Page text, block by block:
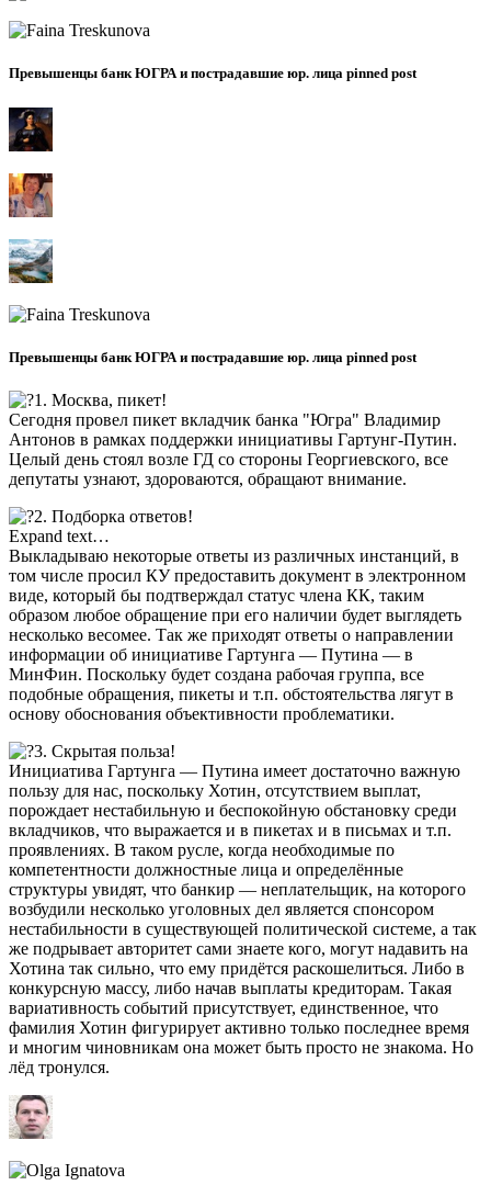
Превышенцы банк ЮГРА и пострадавшие юр. лица pinned post
Превышенцы банк ЮГРА и пострадавшие юр. лица pinned post
1. Москва, пикет!
Сегодня провел пикет вкладчик банка "Югра" Владимир
Антонов в рамках поддержки инициативы Гартунг-Путин.
Целый день стоял возле ГД со стороны Георгиевского, все
депутаты узнают, здороваются, обращают внимание.
2. Подборка ответов!
Expand text…
Выкладываю некоторые ответы из различных инстанций, в
том числе просил КУ предоставить документ в электронном
виде, который бы подтверждал статус члена КК, таким
образом любое обращение при его наличии будет выглядеть
несколько весомее. Так же приходят ответы о направлении
информации об инициативе Гартунга — Путина — в
МинФин. Поскольку будет создана рабочая группа, все
подобные обращения, пикеты и т.п. обстоятельства лягут в
основу обоснования объективности проблематики.
3. Скрытая польза!
Инициатива Гартунга — Путина имеет достаточно важную
пользу для нас, поскольку Хотин, отсутствием выплат,
порождает нестабильную и беспокойную обстановку среди
вкладчиков, что выражается и в пикетах и в письмах и т.п.
проявлениях. В таком русле, когда необходимые по
компетентности должностные лица и определённые
структуры увидят, что банкир — неплательщик, на которого
возбудили несколько уголовных дел является спонсором
нестабильности в существующей политической системе, а так
же подрывает авторитет сами знаете кого, могут надавить на
Хотина так сильно, что ему придётся раскошелиться. Либо в
конкурсную массу, либо начав выплаты кредиторам. Такая
вариативность событий присутствует, единственное, что
фамилия Хотин фигурирует активно только последнее время
и многим чиновникам она может быть просто не знакома. Но
лёд тронулся.